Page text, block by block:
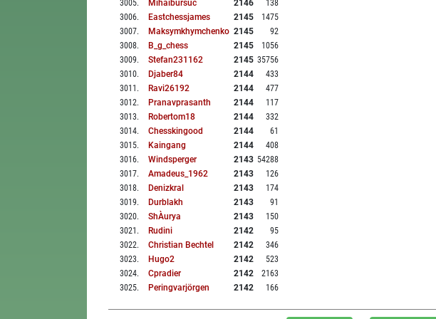
3005. Mihaibursuc 2146
138
3006. Eastchessjames 2145
1475
3007. Maksymkhymchenko 2145
92
3008. B_g_chess 2145
1056
3009. Stefan231162 2145 35756
3010. Djaber84 2144
433
3011 . Ravi26192 2144
477
3012. Pranavprasanth 2144
117
3013. Robertom18 2144
332
3014. Chesskingood 2144
61
3015. Kaingang 2144
408
3016. Windsperger 2143 54288
3017. Amadeus_1962 2143
126
3018. Denizkral 2143
174
3019. Durblakh 2143
91
3020. ShÀurya 2143
150
3021 . Rudini 2142
95
3022. Christian Bechtel 2142
346
3023. Hugo2 2142
523
3024. Cpradier 2142
2163
3025. Peringvarjörgen 2142 166